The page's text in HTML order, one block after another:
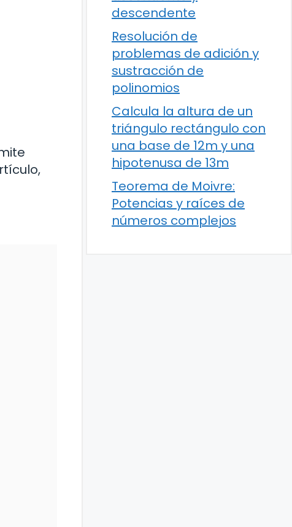
descendente
Resolución de
problemas de adición y
sustracción de
polinomios
Calcula la altura de un
triángulo rectángulo con
una base de 12m y una
hipotenusa de 13m
Teorema de Moivre:
Potencias y raíces de
números complejos